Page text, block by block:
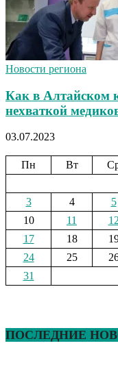
Новости региона
Как в Алтайском
нехваткой
03.07.2023
Пн
Вт
3
4 5
10
11 12
17
18
24
25
31
ПОСЛЕДНИЕ